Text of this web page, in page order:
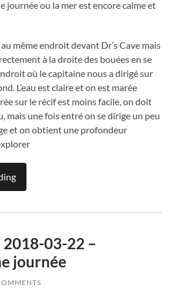
journée ou la mer est encore calme et
même endroit devant Dr’s Cave mais
à la droite des bouées en se
où le capitaine nous a dirigé sur
L’eau est claire et on est marée
sur le récif est moins facile, on doit
mais une fois entré on se dirige un peu
et on obtient une profondeur
2018-03-22 –
journée